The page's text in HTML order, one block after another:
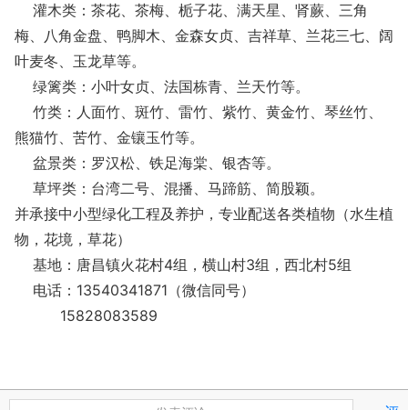
灌木类：茶花、茶梅、栀子花、满天星、肾蕨、三角
梅、八角金盘、鸭脚木、金森女贞、吉祥草、兰花三七、阔
叶麦冬、玉龙草等。
绿篱类：小叶女贞、法国栋青、兰天竹等。
竹类：人面竹、斑竹、雷竹、紫竹、黄金竹、琴丝竹、
熊猫竹、苦竹、金镶玉竹等。
盆景类：罗汉松、铁足海棠、银杏等。
草坪类：台湾二号、混播、马蹄筋、简股颖。
并承接中小型绿化工程及养护，专业配送各类植物（水生植
物，花境，草花）
基地：唐昌镇火花村4组，横山村3组，西北村5组
电话：13540341871（微信同号）
15828083589